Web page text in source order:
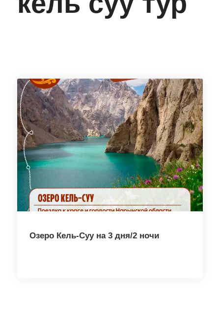
Озеро Кель-Суу на 3 дня/2 ночи